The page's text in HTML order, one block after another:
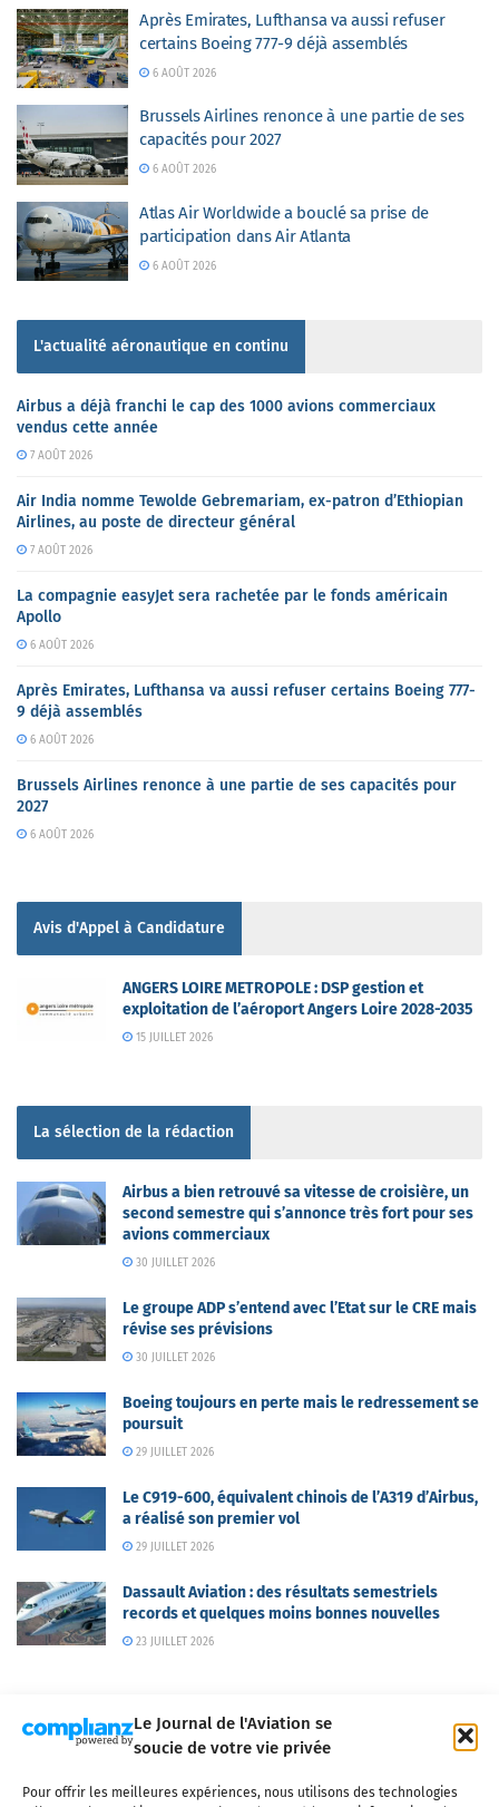
Le Journal de l'Aviation se
soucie de votre vie privée
Pour offrir les meilleures expériences, nous utilisons des technologies
Après Emirates, Lufthansa va aussi refuser
certains Boeing 777-9 déjà assemblés
6 AOÛT 2026
Brussels Airlines renonce à une partie de ses
capacités pour 2027
6 AOÛT 2026
Atlas Air Worldwide a bouclé sa prise de
participation dans Air Atlanta
6 AOÛT 2026
L'actualité aéronautique en continu
Airbus a déjà franchi le cap des 1000 avions commerciaux
vendus cette année
7 AOÛT 2026
Air India nomme Tewolde Gebremariam, ex-patron d’Ethiopian
Airlines, au poste de directeur général
7 AOÛT 2026
La compagnie easyJet sera rachetée par le fonds américain
Apollo
6 AOÛT 2026
Après Emirates, Lufthansa va aussi refuser certains Boeing 777-
9 déjà assemblés
6 AOÛT 2026
Brussels Airlines renonce à une partie de ses capacités pour
2027
6 AOÛT 2026
Avis d'Appel à Candidature
ANGERS LOIRE METROPOLE : DSP gestion et
exploitation de l’aéroport Angers Loire 2028-2035
15 JUILLET 2026
La sélection de la rédaction
Airbus a bien retrouvé sa vitesse de croisière, un
second semestre qui s’annonce très fort pour ses
avions commerciaux
30 JUILLET 2026
Le groupe ADP s’entend avec l’Etat sur le CRE mais
révise ses prévisions
30 JUILLET 2026
Boeing toujours en perte mais le redressement se
poursuit
29 JUILLET 2026
Le C919-600, équivalent chinois de l’A319 d’Airbus,
a réalisé son premier vol
29 JUILLET 2026
Dassault Aviation : des résultats semestriels
records et quelques moins bonnes nouvelles
23 JUILLET 2026
Qui sommes-nous ? Nous contacter Partenaires